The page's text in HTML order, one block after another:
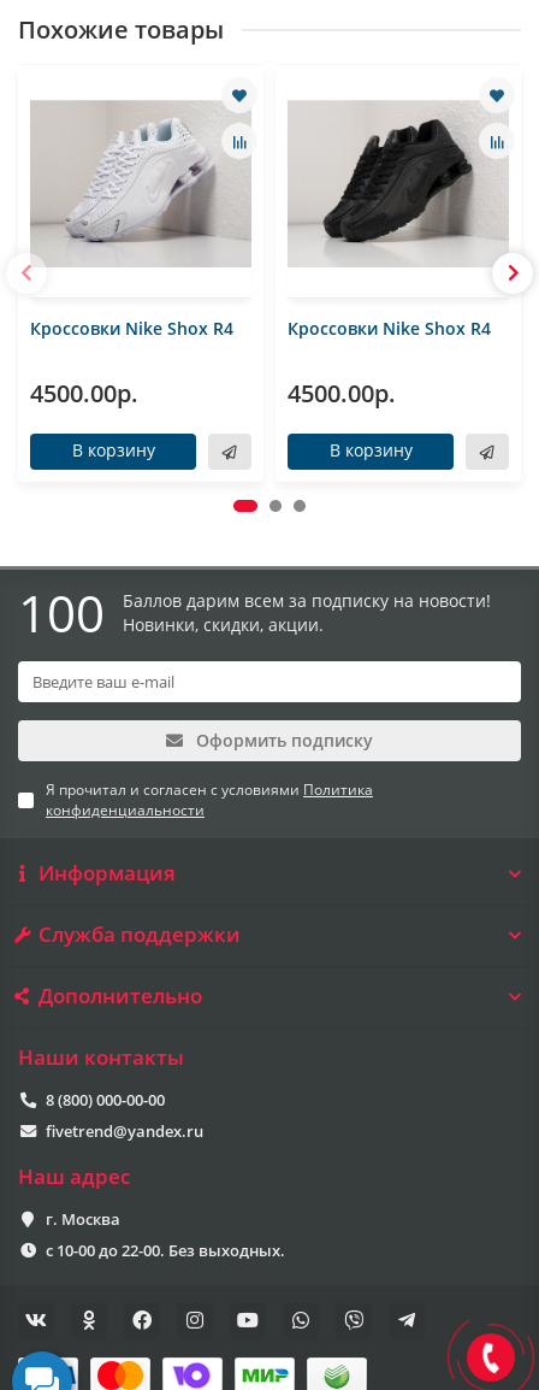
Похожие товары
Кроссовки Nike Shox R4
4500.00р.
В корзину
Кроссовки Nike Shox R4
4500.00р.
В корзину
100
Баллов дарим всем за подписку на новости!
Новинки, скидки, акции.
Оформить подписку
Я прочитал и согласен с условиями Политика
конфиденциальности
Информация
Служба поддержки
Дополнительно
Наши контакты
8 (800) 000-00-00
fivetrend@yandex.ru
Наш адрес
г. Москва
с 10-00 до 22-00. Без выходных.